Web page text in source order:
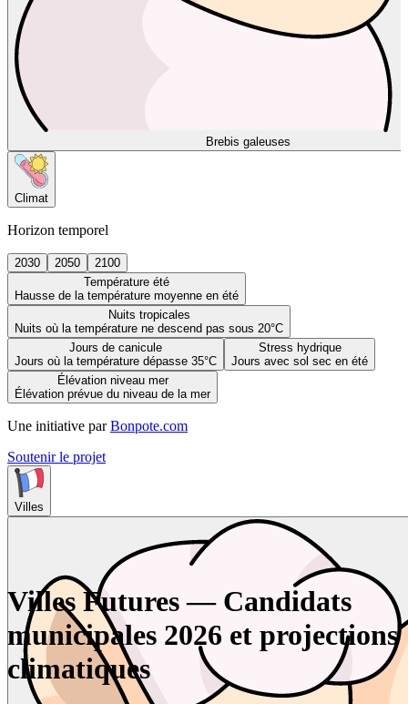
Brebis galeuses
Climat
Horizon temporel
2030 2050
2100
Température été
Hausse de la température moyenne en été
Nuits tropicales
Nuits où la température ne descend pas sous 20°C
Jours de canicule
Jours où la température dépasse 35°C
Stress hydrique
Jours avec sol sec en été
Élévation niveau mer
Élévation prévue du niveau de la mer
Une initiative par Bonpote.com
Soutenir le projet
Villes
Villes Futures — Candidats
municipales 2026 et projections
climatiques